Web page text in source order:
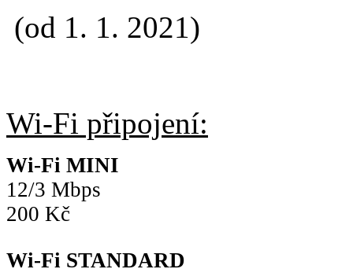
(od 1. 1. 2021)
Wi-Fi připojení:
Wi-Fi MINI
12/3 Mbps
200 Kč
Wi-Fi STANDARD